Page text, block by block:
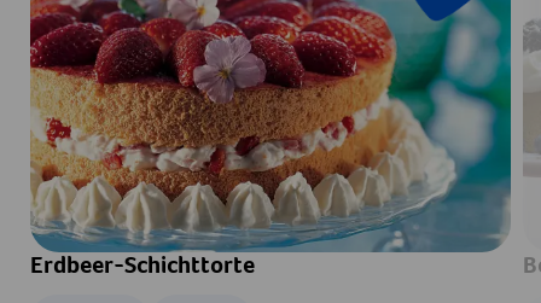
Erdbeer-Schichttorte